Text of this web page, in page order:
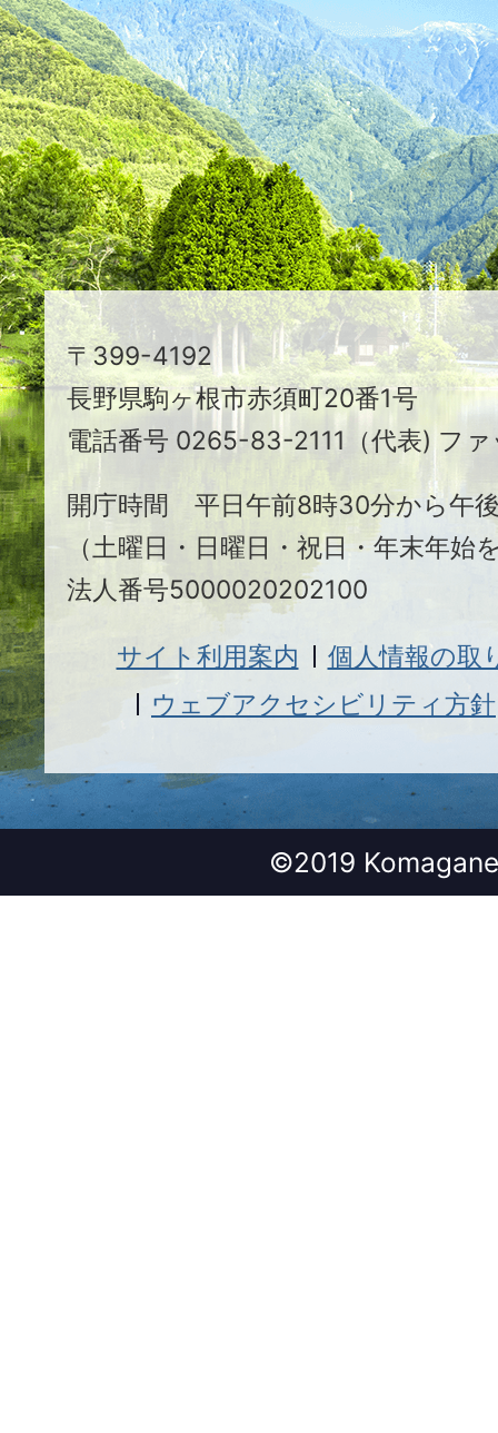
た
つ
映
え
る
ま
ち
駒
ヶ
根
市
〒399-4192
長野県駒ヶ根市赤須町20番1号
電話番号 0265-83-2111（代表) フ
開庁時間 平日午前8時30分から午
（土曜日・日曜日・祝日・年末年始
法人番号5000020202100
サイト利用案内
個人情報の取
ウェブアクセシビリティ方針
©2019